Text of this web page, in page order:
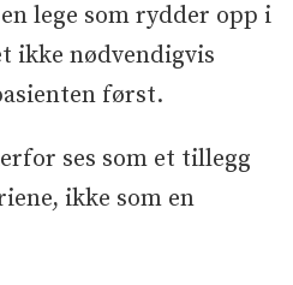
lege som rydder opp i
ikke nødvendigvis
først.
ses som et tillegg
ikke som en